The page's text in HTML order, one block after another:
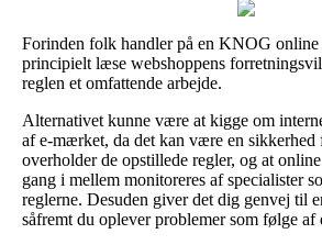
Forinden folk handler på en KNOG online
principielt læse webshoppens
reglen et omfattende arbejde.
Alternativet kunne være at kigge om
af e-mærket, da det kan være en sikkerhed
overholder de opstillede regler, og at
gang i mellem monitoreres af specialister
reglerne. Desuden giver det dig genvej til
såfremt du oplever problemer som følge af